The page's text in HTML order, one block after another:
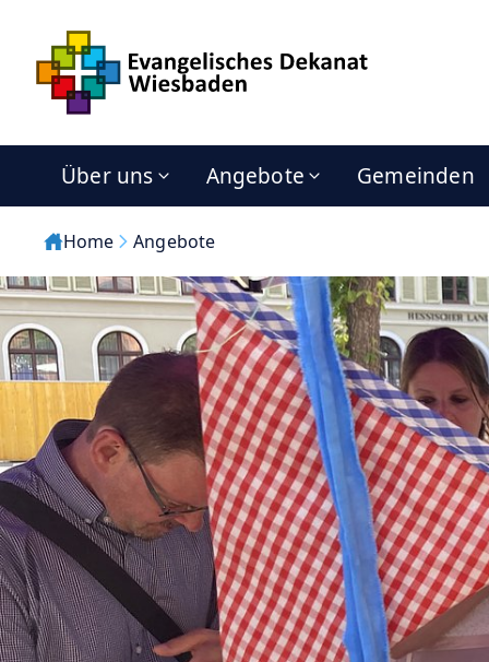
Über uns Angebote Gemeinden
Home Angebote